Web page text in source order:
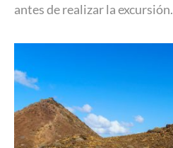
antes de realizar la excursión.